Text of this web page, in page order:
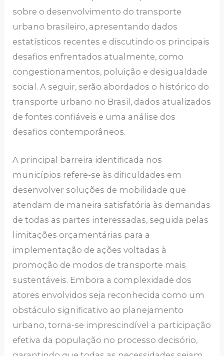
sobre o desenvolvimento do transporte
urbano brasileiro, apresentando dados
estatísticos recentes e discutindo os principais
desafios enfrentados atualmente, como
congestionamentos, poluição e desigualdade
social. A seguir, serão abordados o histórico do
transporte urbano no Brasil, dados atualizados
de fontes confiáveis e uma análise dos
desafios contemporâneos.
A principal barreira identificada nos
municípios refere-se às dificuldades em
desenvolver soluções de mobilidade que
atendam de maneira satisfatória às demandas
de todas as partes interessadas, seguida pelas
limitações orçamentárias para a
implementação de ações voltadas à
promoção de modos de transporte mais
sustentáveis. Embora a complexidade dos
atores envolvidos seja reconhecida como um
obstáculo significativo ao planejamento
urbano, torna-se imprescindível a participação
efetiva da população no processo decisório,